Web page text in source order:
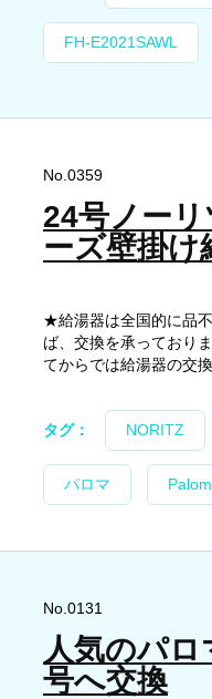
FH-E2021SAWL
No.0359
24号ノー
ーズ壁掛け
★給湯器は全国的に品
ば、交換を承っており
てからでは給湯器の交
タグ： NORITZ
パロマ
No.0131
人気のパ
号へ交換